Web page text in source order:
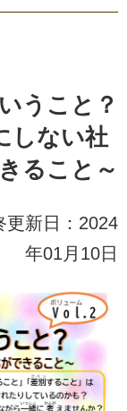
うこと？
しない社
ること～
新日：2024
年01月10日